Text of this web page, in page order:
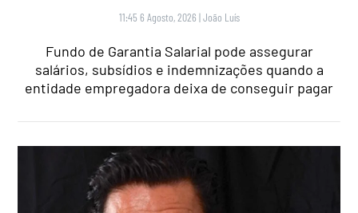
11:45 6 Agosto, 2026 |João Luís
Fundo de Garantia Salarial pode assegurar
salários, subsídios e indemnizações quando a
entidade empregadora deixa de conseguir pagar